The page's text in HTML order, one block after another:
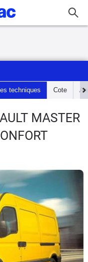
techniques Cote
MASTER